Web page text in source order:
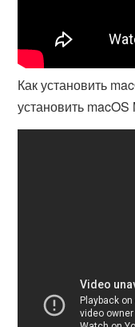
Как установить
установить